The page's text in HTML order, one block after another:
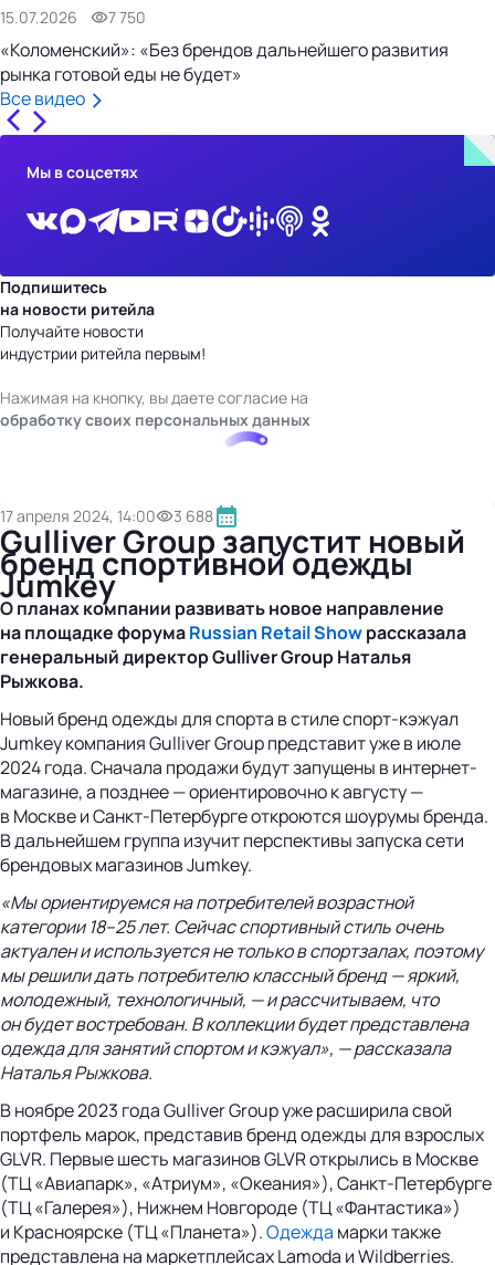
15.07.2026 7 750
«Коломенский»: «Без брендов дальнейшего развития
рынка готовой еды не будет»
Все видео
Мы в соцсетях
Подпишитесь
на новости ритейла
Получайте новости
индустрии ритейла первым!
Нажимая на кнопку, вы даете согласие на
обработку своих персональных данных
17 апреля 2024, 14:00 3 688
Gulliver Group запустит новый
бренд спортивной одежды
Jumkey
О планах компании развивать новое направление
на площадке форумаRussian Retail Showрассказала
генеральный директор Gulliver Group Наталья
Рыжкова.
Новый бренд одежды для спорта в стиле спорт-кэжуал
Jumkey компания Gulliver Group представит уже в июле
2024 года. Сначала продажи будут запущены в интернет-
магазине, а позднее — ориентировочно к августу —
в Москве и Санкт-Петербурге откроются шоурумы бренда.
В дальнейшем группа изучит перспективы запуска сети
брендовых магазинов Jumkey.
«Мы ориентируемся на потребителей возрастной
категории 18–25 лет. Сейчас спортивный стиль очень
актуален и используется не только в спортзалах, поэтому
мы решили дать потребителю классный бренд — яркий,
молодежный, технологичный, — и рассчитываем, что
он будет востребован. В коллекции будет представлена
одежда для занятий спортом и кэжуал», — рассказала
Наталья Рыжкова.
В ноябре 2023 года Gulliver Group уже расширила свой
портфель марок, представив бренд одежды для взрослых
GLVR. Первые шесть магазинов GLVR открылись в Москве
(ТЦ «Авиапарк», «Атриум», «Океания»), Санкт-Петербурге
(ТЦ «Галерея»), Нижнем Новгороде (ТЦ «Фантастика»)
и Красноярске (ТЦ «Планета»).Одежда марки также
представлена на маркетплейсах Lamoda и Wildberries.